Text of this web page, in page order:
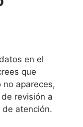
en el
que
no apareces,
revisión a
de atención.